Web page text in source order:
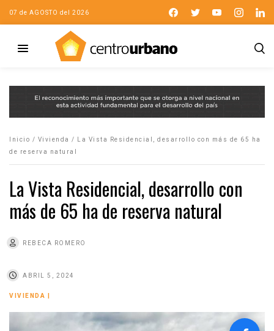
07 de AGOSTO del 2026
Inicio / Vivienda /
La Vista Residencial, desarrollo con más de 65 ha
de reserva natural
La Vista Residencial, desarrollo con
más de 65 ha de reserva natural
REBECA ROMERO
ABRIL 5, 2024
VIVIENDA